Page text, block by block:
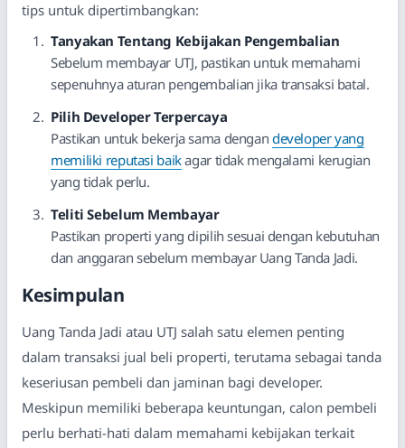
tips untuk dipertimbangkan:
Tanyakan Tentang Kebijakan Pengembalian
Sebelum membayar UTJ, pastikan untuk memahami
sepenuhnya aturan pengembalian jika transaksi batal.
Pilih Developer Terpercaya
Pastikan untuk bekerja sama dengan developer yang
memiliki reputasi baikagar tidak mengalami kerugian
yang tidak perlu.
Teliti Sebelum Membayar
Pastikan properti yang dipilih sesuai dengan kebutuhan
dan anggaran sebelum membayar Uang Tanda Jadi.
Kesimpulan
Uang Tanda Jadi atau UTJ salah satu elemen penting
dalam transaksi jual beli properti, terutama sebagai tanda
keseriusan pembeli dan jaminan bagi developer.
Meskipun memiliki beberapa keuntungan, calon pembeli
perlu berhati-hati dalam memahami kebijakan terkait